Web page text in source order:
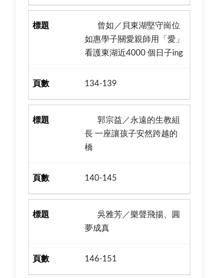
曾如／貝東湖堅守崗位
如惠學子關愛親師用「愛」
看護東湖近4000 個日子ing
134-139
郭宗益／永遠的生教組
長 一座讓孩子安然跨越的
橋
140-145
吳雅芳／樂聲飛揚、圓
夢成真
146-151